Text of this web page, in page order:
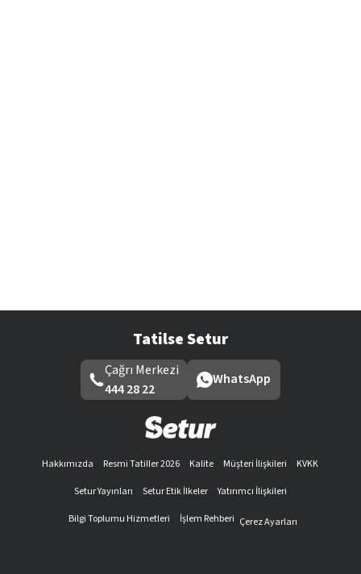
Tatilse Setur
Çağrı Merkezi
444 28 22
WhatsApp
Hakkımızda Resmi Tatiller 2026 Kalite Müşteri İlişkileri
KVKK
Setur Yayınları
Setur Etik İlkeler
Yatırımcı İlişkileri
Bilgi Toplumu Hizmetleri
İşlem Rehberi Çerez Ayarları